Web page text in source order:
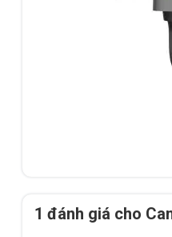
2. Hình ảnh siêu
1 đánh giá cho